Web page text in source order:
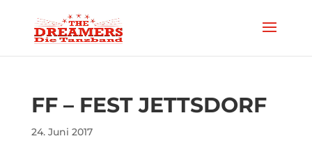
FF – FEST JETTSDORF
24. Juni 2017